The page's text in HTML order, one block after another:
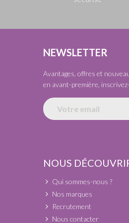
NEWSLETTER
Avantages, offres et
en avant-première,
NOUS
Qui sommes-nous ?
Nos marques
Recrutement
Nous contacter